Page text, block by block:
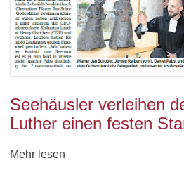
Seehäusler verleihen
Luther einen festen
Mehr lesen